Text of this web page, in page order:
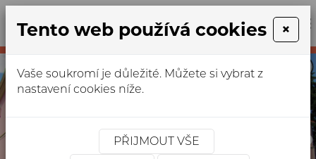
+420
678
SLUŽBY PRO SENIORY
Tento web používá cookies ×
Vaše soukromí je důležité. Můžete si vybrat z
nastavení cookies níže.
PŘIJMOUT VŠE